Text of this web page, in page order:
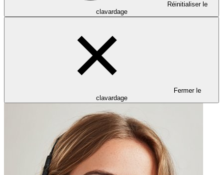
Réinitialiser le
clavardage
Fermer le
clavardage